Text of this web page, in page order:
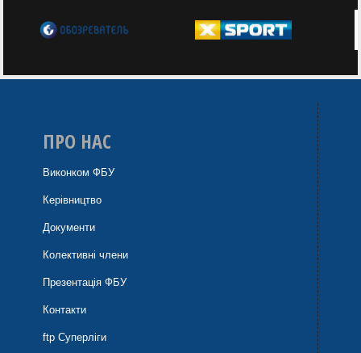
ПРО НАС
Виконком ФБУ
Керівництво
Документи
Колективні члени
Презентація ФБУ
Контакти
ftp Суперліги